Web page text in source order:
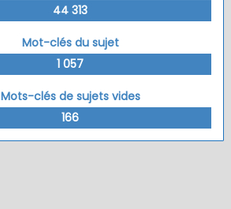
44 313
Mot-clés du sujet
1 057
Mots-clés de sujets vides
166